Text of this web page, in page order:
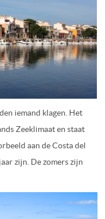
iemand klagen. Het
Zeeklimaat en staat
aan de Costa del
zijn. De zomers zijn